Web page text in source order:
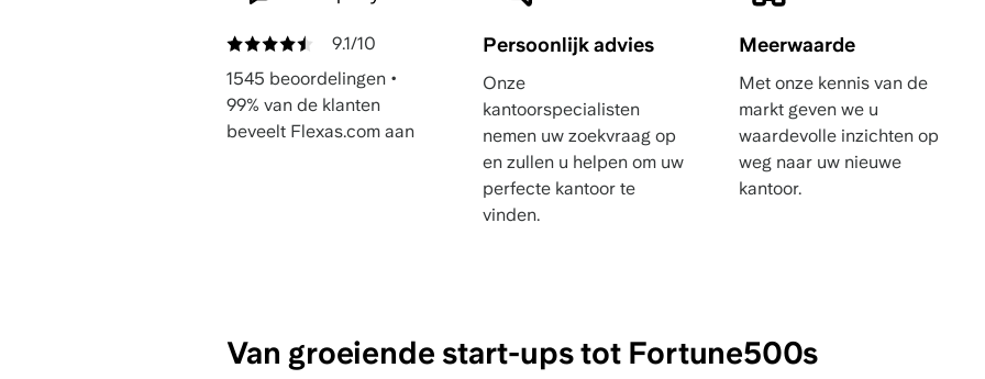
9.1/10
1545 beoordelingen •
99% van de klanten
beveelt Flexas.com aan
Persoonlijk advies
Onze
kantoorspecialisten
nemen uw zoekvraag op
en zullen u helpen om uw
perfecte kantoor te
vinden.
Meerwaarde
Met onze kennis van de
markt geven we u
waardevolle inzichten op
weg naar uw nieuwe
kantoor.
Van groeiende start-ups tot Fortune500s